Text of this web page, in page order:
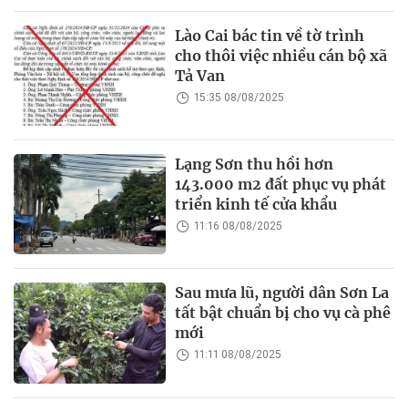
Lào Cai bác tin về tờ trình
cho thôi việc nhiều cán bộ xã
Tả Van
15:35 08/08/2025
Lạng Sơn thu hồi hơn
143.000 m2 đất phục vụ phát
triển kinh tế cửa khẩu
11:16 08/08/2025
Sau mưa lũ, người dân Sơn La
tất bật chuẩn bị cho vụ cà phê
mới
11:11 08/08/2025